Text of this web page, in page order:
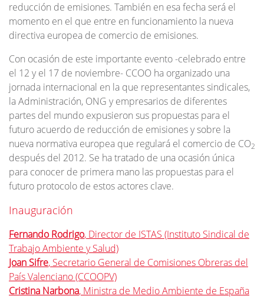
reducción de emisiones. También en esa fecha será el
momento en el que entre en funcionamiento la nueva
directiva europea de comercio de emisiones.
Con ocasión de este importante evento -celebrado entre
el 12 y el 17 de noviembre- CCOO ha organizado una
jornada internacional en la que representantes sindicales,
la Administración, ONG y empresarios de diferentes
partes del mundo expusieron sus propuestas para el
futuro acuerdo de reducción de emisiones y sobre la
nueva normativa europea que regulará el comercio de CO2
después del 2012. Se ha tratado de una ocasión única
para conocer de primera mano las propuestas para el
futuro protocolo de estos actores clave.
Inauguración
Fernando Rodrigo, Director de ISTAS (Instituto Sindical de
Trabajo Ambiente y Salud)
Joan Sifre, Secretario General de Comisiones Obreras del
País Valenciano (CCOOPV)
Cristina Narbona, Ministra de Medio Ambiente de España